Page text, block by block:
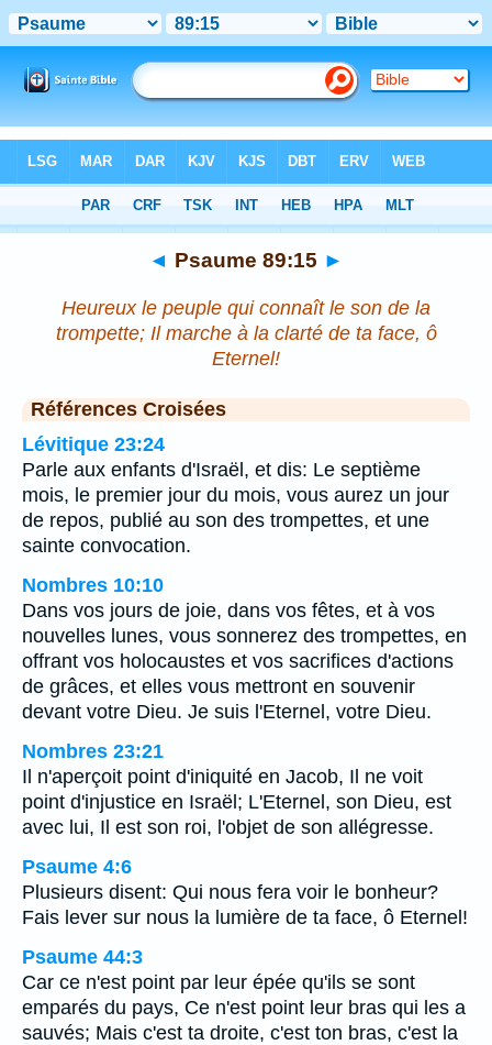
Chapitre 89> Verset 15
◄ Psaume 89:15 ►
Heureux le peuple qui connaît le son de la
trompette; Il marche à la clarté de ta face, ô
Eternel!
Références Croisées
Lévitique 23:24
Parle aux enfants d'Israël, et dis: Le septième
mois, le premier jour du mois, vous aurez un jour
de repos, publié au son des trompettes, et une
sainte convocation.
Nombres 10:10
Dans vos jours de joie, dans vos fêtes, et à vos
nouvelles lunes, vous sonnerez des trompettes, en
offrant vos holocaustes et vos sacrifices d'actions
de grâces, et elles vous mettront en souvenir
devant votre Dieu. Je suis l'Eternel, votre Dieu.
Nombres 23:21
Il n'aperçoit point d'iniquité en Jacob, Il ne voit
point d'injustice en Israël; L'Eternel, son Dieu, est
avec lui, Il est son roi, l'objet de son allégresse.
Psaume 4:6
Plusieurs disent: Qui nous fera voir le bonheur?
Fais lever sur nous la lumière de ta face, ô Eternel!
Psaume 44:3
Car ce n'est point par leur épée qu'ils se sont
emparés du pays, Ce n'est point leur bras qui les a
sauvés; Mais c'est ta droite, c'est ton bras, c'est la